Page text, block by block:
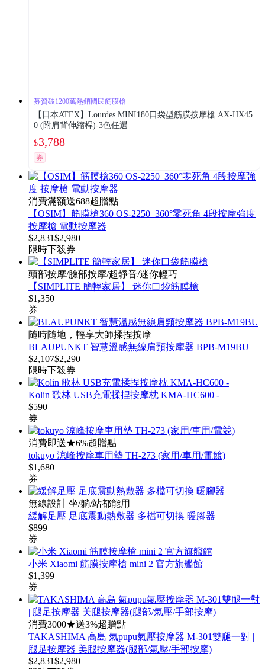
募資破1200萬熱銷國民筋膜槍
【日本ATEX】Lourdes MINI180口袋型筋膜按摩槍 AX-HX45
0 (附肩背伸縮桿)-3色任選
$3,788
券
消費滿額送688超贈點
【OSIM】筋膜槍360 OS-2250_360°零死角 4段按摩強度
按摩槍 電動按摩器
$2,831$2,980
限時下殺券
頭部按摩/臉部按摩/超靜音/迷你輕巧
【SIMPLITE 簡輕家居】 迷你口袋筋膜槍
$1,350
券
隨時隨地，輕享大師揉捏按摩
BLAUPUNKT 智慧溫感無線肩頸按摩器 BPB-M19BU
$2,107$2,290
限時下殺券
Kolin 歌林 USB充電揉捏按摩枕 KMA-HC600 -
$590
券
消費即送★6%超贈點
tokuyo 涼峰按摩車用墊 TH-273 (家用/車用/電競)
$1,680
券
無線設計 坐/躺/站都能用
緩解足壓 足底震動熱敷器 多檔可切換 暖腳器
$899
券
小米 Xiaomi 筋膜按摩槍 mini 2 官方旗艦館
$1,399
券
消費3000★送3%超贈點
TAKASHIMA 高島 氣pupu氣壓按摩器 M-301雙腿一對 |
腿足按摩器 美腿按摩器(腿部/氣壓/手部按摩)
$2,831$2,980